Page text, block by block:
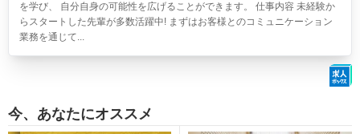
を学び、 自分自身の可能性を広げることができます。 仕事内容 未経験か
らスタートした先輩が多数活躍中! まずはお客様とのコミュニケーション
業務を通じて...
今、あなたにオススメ